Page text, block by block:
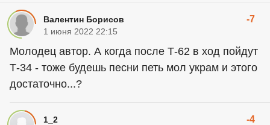
Валентин Борисов -7
1 июня 2022 22:15
Молодец автор. А когда после Т-62 в ход пойдут
Т-34 - тоже будешь песни петь мол украм и этого
достаточно...?
1_2 -4